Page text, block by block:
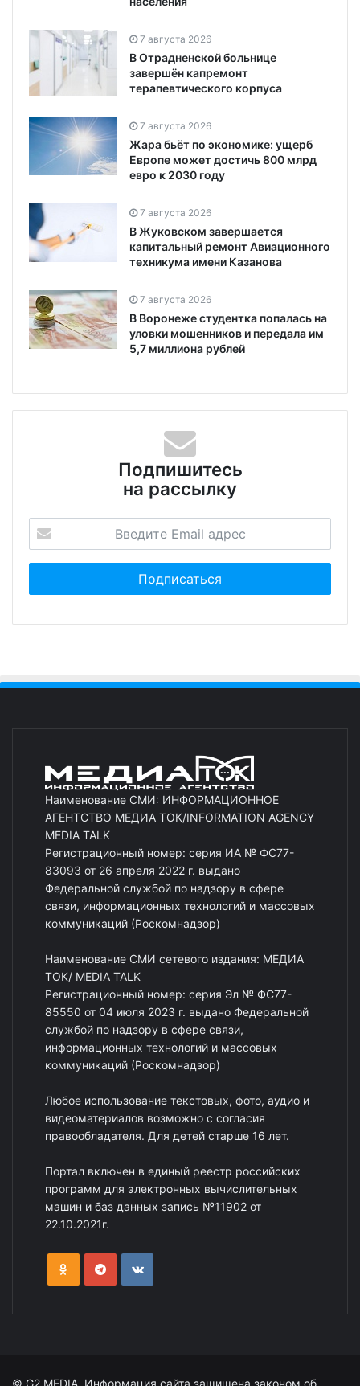
7 августа 2026
В Отрадненской больнице
завершён капремонт
терапевтического корпуса
7 августа 2026
Жара бьёт по экономике: ущерб
Европе может достичь 800 млрд
евро к 2030 году
7 августа 2026
В Жуковском завершается
капитальный ремонт Авиационного
техникума имени Казанова
7 августа 2026
В Воронеже студентка попалась на
уловки мошенников и передала им
5,7 миллиона рублей
Подпишитесь
на рассылку
Наименование СМИ: ИНФОРМАЦИОННОЕ
АГЕНТСТВО МЕДИА ТОК/INFORMATION AGENCY
MEDIA TALK
Регистрационный номер: серия ИА № ФС77-
83093 от 26 апреля 2022 г. выдано
Федеральной службой по надзору в сфере
связи, информационных технологий и массовых
коммуникаций (Роскомнадзор)
Наименование СМИ сетевого издания: МЕДИА
ТОК/ MEDIA TALK
Регистрационный номер: серия Эл № ФС77-
85550 от 04 июля 2023 г. выдано Федеральной
службой по надзору в сфере связи,
информационных технологий и массовых
коммуникаций (Роскомнадзор)
Любое использование текстовых, фото, аудио и
видеоматериалов возможно с согласия
правообладателя. Для детей старше 16 лет.
Портал включен в единый реестр российских
программ для электронных вычислительных
машин и баз данных запись №11902 от
22.10.2021г.
© G2 MEDIA. Информация сайта защищена законом об